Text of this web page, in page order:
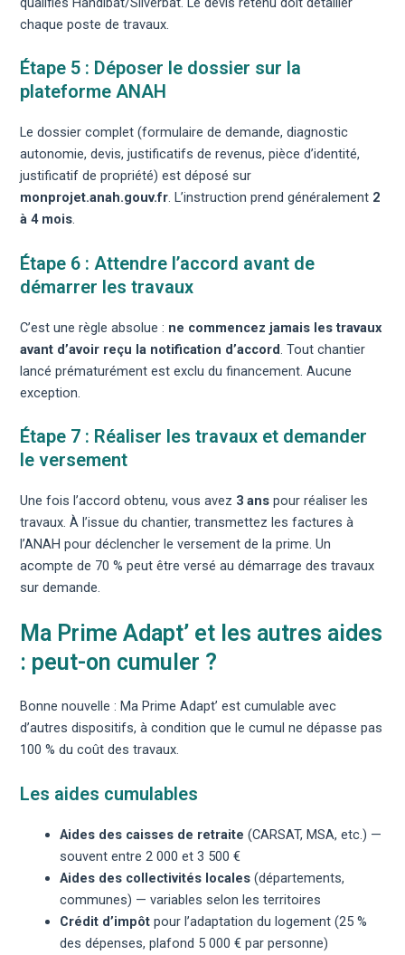
chaque poste de travaux.
Étape 5 : Déposer le dossier sur la
plateforme ANAH
Le dossier complet (formulaire de demande, diagnostic
autonomie, devis, justificatifs de revenus, pièce d’identité,
justificatif de propriété) est déposé sur
monprojet.anah.gouv.fr. L’instruction prend généralement 2
à 4 mois.
Étape 6 : Attendre l’accord avant de
démarrer les travaux
C’est une règle absolue : ne commencez jamais les travaux
avant d’avoir reçu la notification d’accord . Tout chantier
lancé prématurément est exclu du financement. Aucune
exception.
Étape 7 : Réaliser les travaux et demander
le versement
Une fois l’accord obtenu, vous avez 3 ans pour réaliser les
travaux. À l’issue du chantier, transmettez les factures à
l’ANAH pour déclencher le versement de la prime. Un
acompte de 70 % peut être versé au démarrage des travaux
sur demande.
Ma Prime Adapt’ et les autres aides
: peut-on cumuler ?
Bonne nouvelle : Ma Prime Adapt’ est cumulable avec
d’autres dispositifs, à condition que le cumul ne dépasse pas
100 % du coût des travaux.
Les aides cumulables
Aides des caisses de retraite (CARSAT, MSA, etc.) —
souvent entre 2 000 et 3 500 €
Aides des collectivités locales (départements,
communes) — variables selon les territoires
Crédit d’impôt pour l’adaptation du logement (25 %
des dépenses, plafond 5 000 € par personne)